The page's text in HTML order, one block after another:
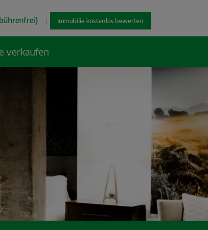
| Immobilie kostenlos bewerten
verkaufen